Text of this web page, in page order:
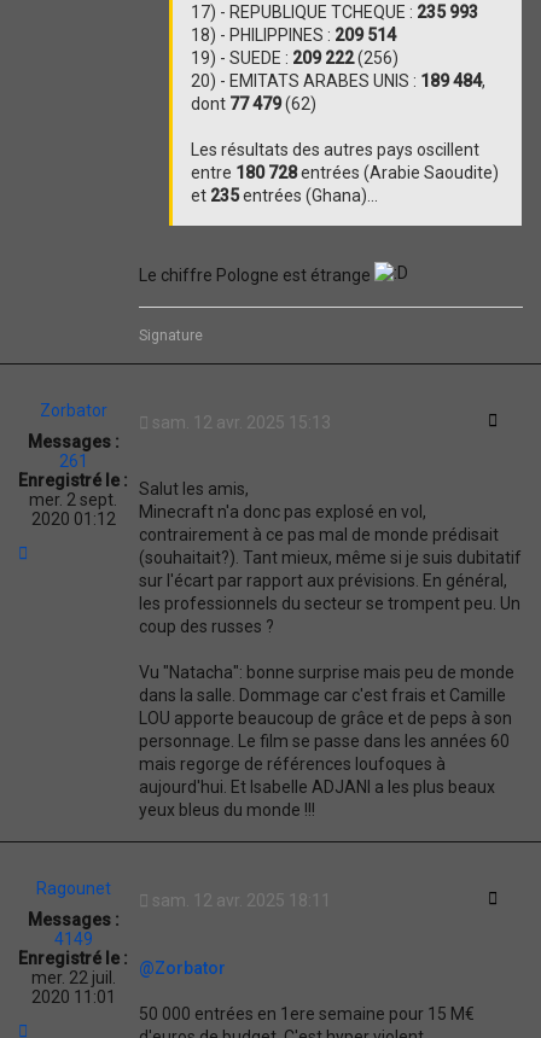
17) - REPUBLIQUE TCHEQUE : 235 993
18) - PHILIPPINES : 209 514
19) - SUEDE : 209 222(256)
20) - EMITATS ARABES UNIS : 189 484,
dont 77 479(62)
Les résultats des autres pays oscillent
entre 180 728entrées (Arabie Saoudite)
et 235entrées (Ghana)...
Le chiffre Pologne est étrange
Signature
Zorbator
Messages :
261
Enregistré le :
mer. 2 sept.
2020 01:12
sam. 12 avr. 2025 15:13
Salut les amis,
Minecraft n'a donc pas explosé en vol,
contrairement à ce pas mal de monde prédisait
(souhaitait?). Tant mieux, même si je suis dubitatif
sur l'écart par rapport aux prévisions. En général,
les professionnels du secteur se trompent peu. Un
coup des russes ?
Vu "Natacha": bonne surprise mais peu de monde
dans la salle. Dommage car c'est frais et Camille
LOU apporte beaucoup de grâce et de peps à son
personnage. Le film se passe dans les années 60
mais regorge de références loufoques à
aujourd'hui. Et Isabelle ADJANI a les plus beaux
yeux bleus du monde !!!
Ragounet
Messages :
4149
Enregistré le :
mer. 22 juil.
2020 11:01
sam. 12 avr. 2025 18:11
@Zorbator
50 000 entrées en 1ere semaine pour 15 M€